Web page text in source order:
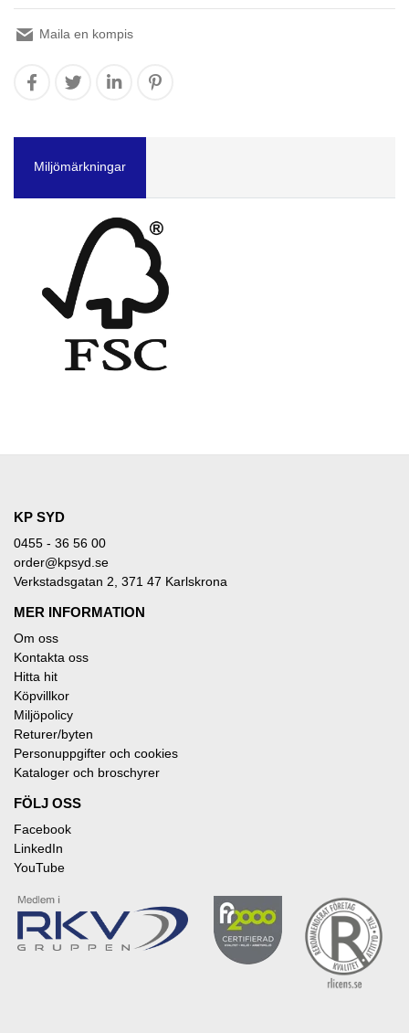
Maila en kompis
Miljömärkningar
KP SYD
0455 - 36 56 00
order@kpsyd.se
Verkstadsgatan 2, 371 47 Karlskrona
MER INFORMATION
Om oss
Kontakta oss
Hitta hit
Köpvillkor
Miljöpolicy
Returer/byten
Personuppgifter och cookies
Kataloger och broschyrer
FÖLJ OSS
Facebook
LinkedIn
YouTube